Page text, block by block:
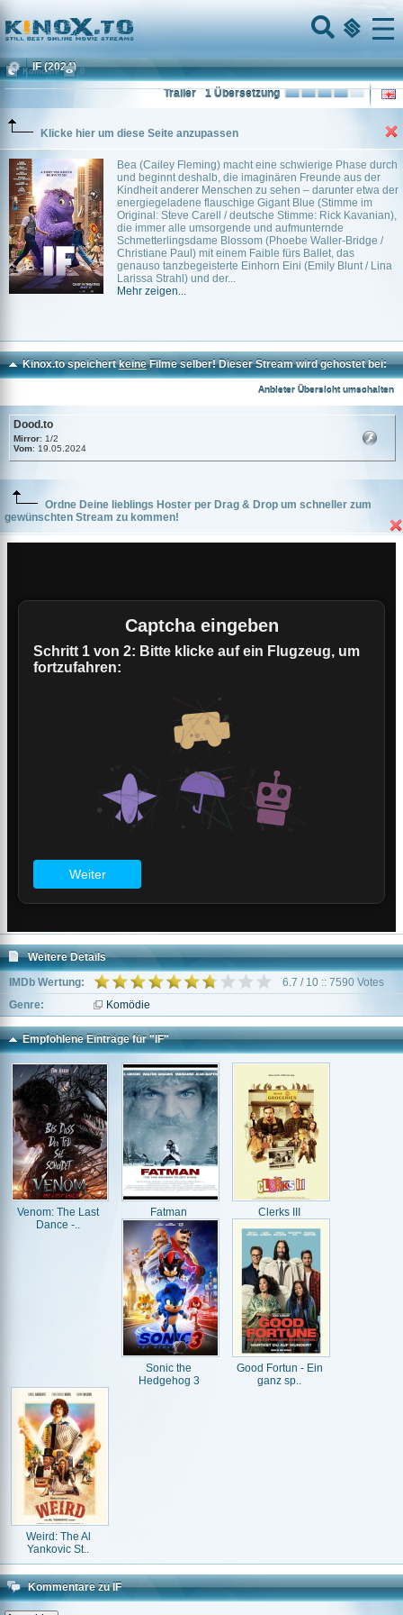
Home
Menu
IF (2024)
1 Übersetzung
Trailer
Klicke hier um diese Seite anzupassen
Bea (Cailey Fleming) macht eine schwierige Phase durch
und beginnt deshalb, die imaginären Freunde aus der
Kindheit anderer Menschen zu sehen – darunter etwa der
energiegeladene flauschige Gigant Blue (Stimme im
Original: Steve Carell / deutsche Stimme: Rick Kavanian),
die immer alle umsorgende und aufmunternde
Schmetterlingsdame Blossom (Phoebe Waller-Bridge /
Christiane Paul) mit einem Faible fürs Ballet, das
genauso tanzbegeisterte Einhorn Eini (Emily Blunt / Lina
Larissa Strahl) und der...
Mehr zeigen...
Komödie 0
Kinox.to speichertkeineFilme selber! Dieser Stream wird gehostet bei:
Anbieter Übersicht umschalten
Dood.to
Mirror: 1/2
Vom: 19.05.2024
Ordne Deine lieblings Hoster per Drag & Drop um schneller zum
gewünschten Stream zu kommen!
Weitere Details
IMDb Wertung:
6.7 / 10 :: 7590 Votes
Genre:
Komödie
Empfohlene Einträge für "IF"
Venom: The Last
Dance -..
Fatman Clerks III
Sonic the
Hedgehog 3
Good Fortun - Ein
ganz sp..
Weird: The Al
Yankovic St..
Kommentare zu IF